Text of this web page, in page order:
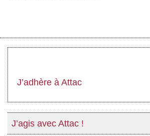
J’adhère à Attac
J’agis avec Attac !